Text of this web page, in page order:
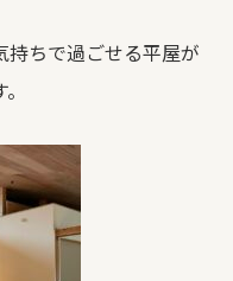
ちで過ごせる平屋が